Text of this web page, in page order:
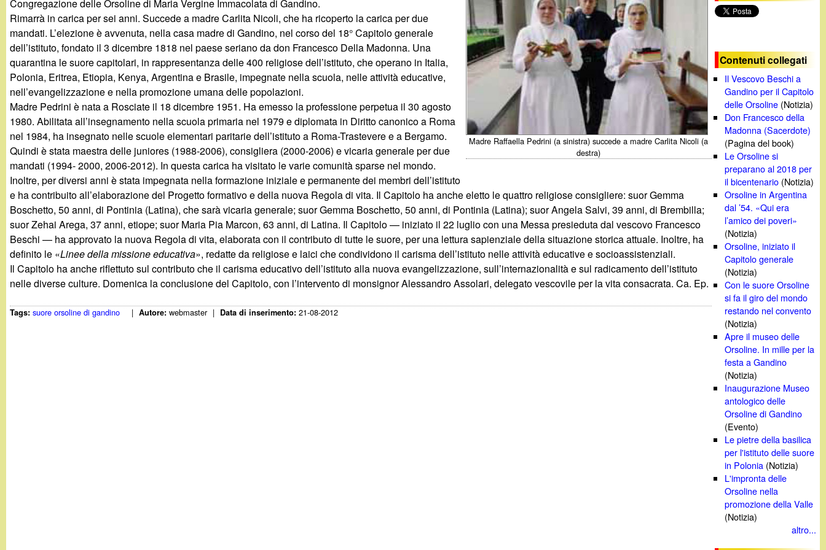
g
a
n
d
i
n
o
.
i
t
Madre Raffaella Pedrini (a sinistra) succede a madre Carlita Nicoli (a
destra)
Congregazione delle Orsoline di Maria Vergine Immacolata di Gandino.
Rimarrà in carica per sei anni. Succede a madre Carlita Nicoli, che ha ricoperto la carica per due
mandati. L’elezione è avvenuta, nella casa madre di Gandino, nel corso del 18° Capitolo generale
dell’istituto, fondato il 3 dicembre 1818 nel paese seriano da don Francesco Della Madonna. Una
quarantina le suore capitolari, in rappresentanza delle 400 religiose dell’istituto, che operano in Italia,
Polonia, Eritrea, Etiopia, Kenya, Argentina e Brasile, impegnate nella scuola, nelle attività educative,
nell’evangelizzazione e nella promozione umana delle popolazioni.
Madre Pedrini è nata a Rosciate il 18 dicembre 1951. Ha emesso la professione perpetua il 30 agosto
1980. Abilitata all’insegnamento nella scuola primaria nel 1979 e diplomata in Diritto canonico a Roma
nel 1984, ha insegnato nelle scuole elementari paritarie dell’istituto a Roma-Trastevere e a Bergamo.
Quindi è stata maestra delle juniores (1988-2006), consigliera (2000-2006) e vicaria generale per due
mandati (1994- 2000, 2006-2012). In questa carica ha visitato le varie comunità sparse nel mondo.
Inoltre, per diversi anni è stata impegnata nella formazione iniziale e permanente dei membri dell’istituto
e ha contribuito all’elaborazione del Progetto formativo e della nuova Regola di vita. Il Capitolo ha anche eletto le quattro religiose consigliere: suor Gemma
Boschetto, 50 anni, di Pontinia (Latina), che sarà vicaria generale; suor Gemma Boschetto, 50 anni, di Pontinia (Latina); suor Angela Salvi, 39 anni, di Brembilla;
suor Zehai Arega, 37 anni, etiope; suor Maria Pia Marcon, 63 anni, di Latina. Il Capitolo — iniziato il 22 luglio con una Messa presieduta dal vescovo Francesco
Beschi — ha approvato la nuova Regola di vita, elaborata con il contributo di tutte le suore, per una lettura sapienziale della situazione storica attuale. Inoltre, ha
definito le «Linee della missione educativa», redatte da religiose e laici che condividono il carisma dell’istituto nelle attività educative e socioassistenziali.
Il Capitolo ha anche riflettuto sul contributo che il carisma educativo dell’istituto alla nuova evangelizzazione, sull’internazionalità e sul radicamento dell’istituto
nelle diverse culture. Domenica la conclusione del Capitolo, con l’intervento di monsignor Alessandro Assolari, delegato vescovile per la vita consacrata. Ca. Ep.
Tags:suore orsoline di gandino | Autore:webmaster | Data di inserimento:21-08-2012
Contenuti collegati
Il Vescovo Beschi a
Gandino per il Capitolo
delle Orsoline (Notizia)
Don Francesco della
Madonna (Sacerdote)
(Pagina del book)
Le Orsoline si
preparano al 2018 per
il bicentenario (Notizia)
Orsoline in Argentina
dal ’54. «Qui era
l’amico dei poveri»
(Notizia)
Orsoline, iniziato il
Capitolo generale
(Notizia)
Con le suore Orsoline
si fa il giro del mondo
restando nel convento
(Notizia)
Apre il museo delle
Orsoline. In mille per la
festa a Gandino
(Notizia)
Inaugurazione Museo
antologico delle
Orsoline di Gandino
(Evento)
Le pietre della basilica
per l'istituto delle suore
in Polonia (Notizia)
L'impronta delle
Orsoline nella
promozione della Valle
(Notizia)
altro...